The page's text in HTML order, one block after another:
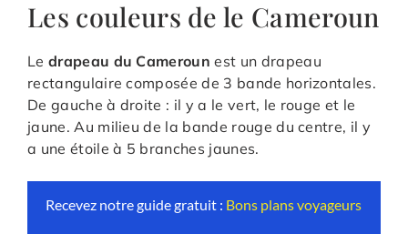
Les couleurs de le Cameroun
Le drapeau du Cameroun est un drapeau
rectangulaire composée de 3 bande horizontales.
De gauche à droite : il y a le vert, le rouge et le
jaune. Au milieu de la bande rouge du centre, il y
a une étoile à 5 branches jaunes.